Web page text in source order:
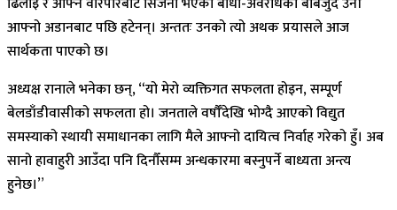
आफ्नो अडानबाट पछि हटेनन्। अन्ततः उनको त्यो अथक प्रयासले आज
सार्थकता पाएको छ।
अध्यक्ष रानाले भनेका छन्, “यो मेरो व्यक्तिगत सफलता होइन, सम्पूर्ण
बेलडाँडीवासीको सफलता हो। जनताले वर्षौँदेखि भोग्दै आएको विद्युत
समस्याको स्थायी समाधानका लागि मैले आफ्नो दायित्व निर्वाह गरेको हुँ। अब
सानो हावाहुरी आउँदा पनि दिनौँसम्म अन्धकारमा बस्नुपर्ने बाध्यता अन्त्य
हुनेछ।”